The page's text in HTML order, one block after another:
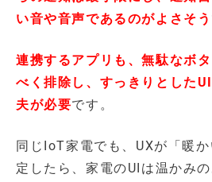
い音や音声であるのがよさそう
連携するアプリも、無駄なボ
べく排除し、すっきりとした
夫が必要です。
同じIoT家電でも、UXが「暖
定したら、家電のUIは温かみ